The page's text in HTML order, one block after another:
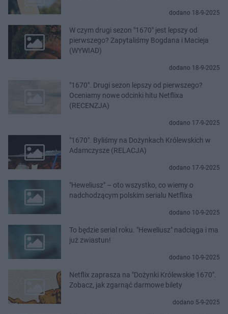
dodano 18-9-2025
W czym drugi sezon "1670" jest lepszy od
pierwszego? Zapytaliśmy Bogdana i Macieja
(WYWIAD)
dodano 18-9-2025
"1670". Drugi sezon lepszy od pierwszego?
Oceniamy nowe odcinki hitu Netflixa
(RECENZJA)
dodano 17-9-2025
"1670". Byliśmy na Dożynkach Królewskich w
Adamczysze (RELACJA)
dodano 17-9-2025
"Heweliusz" – oto wszystko, co wiemy o
nadchodzącym polskim serialu Netflixa
dodano 10-9-2025
To będzie serial roku. "Heweliusz" nadciąga i ma
już zwiastun!
dodano 10-9-2025
Netflix zaprasza na "Dożynki Królewskie 1670".
Zobacz, jak zgarnąć darmowe bilety
dodano 5-9-2025